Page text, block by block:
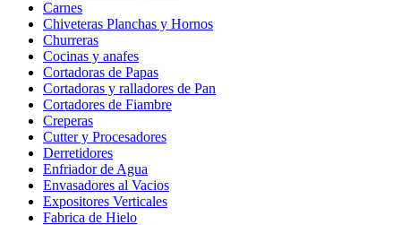
Carnes
Chiveteras Planchas y Hornos
Churreras
Cocinas y anafes
Cortadoras de Papas
Cortadoras y ralladores de Pan
Cortadores de Fiambre
Creperas
Cutter y Procesadores
Derretidores
Enfriador de Agua
Envasadores al Vacios
Expositores Verticales
Fabrica de Hielo